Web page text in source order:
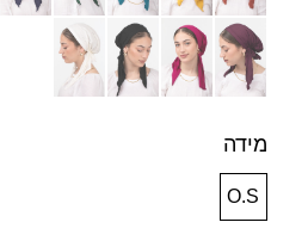
מידה
O.S